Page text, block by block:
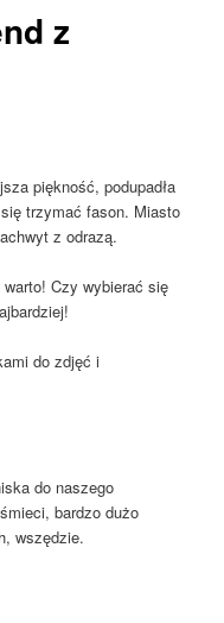
z
piękność, podupadła
trzymać fason. Miasto
z odrazą.
Czy wybierać się
do zdjęć i
do naszego
bardzo dużo
wszędzie.